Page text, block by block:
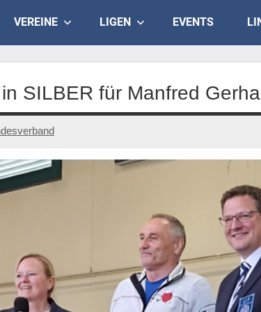
VEREINE LIGEN EVENTS
SILBER für Manfred